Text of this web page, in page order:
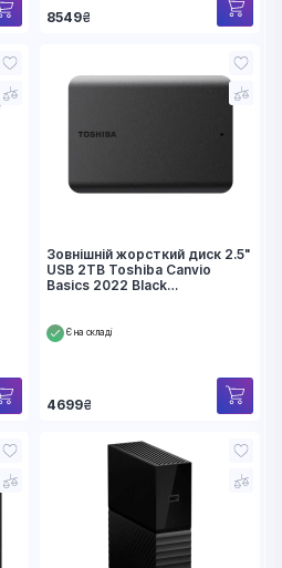
8549₴
Зовнішній жорсткий диск 2.5"
USB 2TB Toshiba Canvio
Basics 2022 Black
Є на складі
4699₴